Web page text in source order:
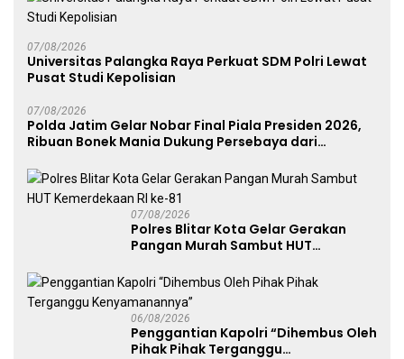
07/08/2026
Universitas Palangka Raya Perkuat SDM Polri Lewat
Pusat Studi Kepolisian
07/08/2026
Polda Jatim Gelar Nobar Final Piala Presiden 2026,
Ribuan Bonek Mania Dukung Persebaya dari
07/08/2026
Polres Blitar Kota Gelar Gerakan
Pangan Murah Sambut HUT
06/08/2026
Penggantian Kapolri “Dihembus Oleh
Pihak Pihak Terganggu